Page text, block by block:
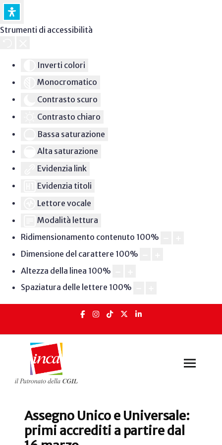
Strumenti di accessibilità
Inverti colori
Monocromatico
Contrasto scuro
Contrasto chiaro
Bassa saturazione
Alta saturazione
Evidenzia link
Evidenzia titoli
Lettore vocale
Modalità lettura
Ridimensionamento contenuto 100%
Dimensione del carattere 100%
Altezza della linea 100%
Spaziatura delle lettere 100%
Assegno Unico e Universale:
primi accrediti a partire dal